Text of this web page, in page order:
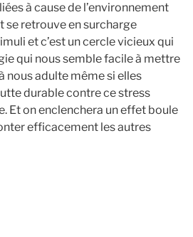
à cause de l’environnement
se retrouve en surcharge
et c’est un cercle vicieux qui
qui nous semble facile à mettre
nous adulte même si elles
durable contre ce stress
Et on enclenchera un effet boule
efficacement les autres